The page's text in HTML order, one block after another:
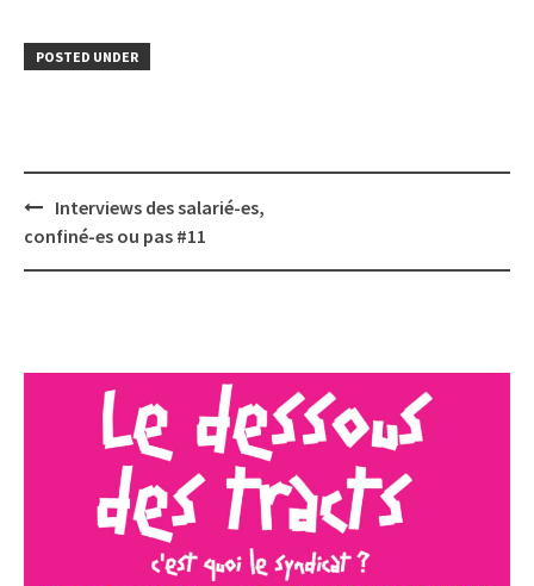
POSTED UNDER
Post
navigation
Interviews des salarié-es,
confiné-es ou pas #11